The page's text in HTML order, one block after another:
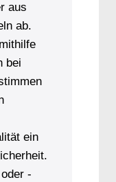
aus
ab.
bei
ein
-